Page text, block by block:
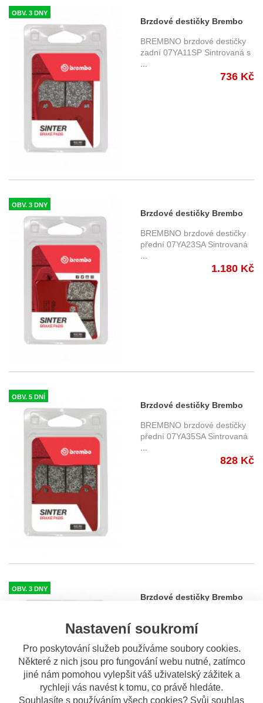
Nastavení soukromí
Pro poskytování služeb používáme soubory cookies.
Některé z nich jsou pro fungování webu nutné, zatímco
jiné nám pomohou vylepšit váš uživatelský zážitek a
rychleji vás navést k tomu, co právě hledáte.
Souhlasíte s používáním všech cookies? Svůj souhlas
OBV. 3 DNY
Brzdové destičky Brembo
07YA11SP zadní
BREMBNO brzdové destičky
zadní 07YA11SP Sintrovaná s
736 Kč
OBV. 3 DNY
Brzdové destičky Brembo
07YA23SA přední
BREMBNO brzdové destičky
přední 07YA23SA Sintrovaná
1.180 Kč
OBV. 5 DNÍ
Brzdové destičky Brembo
07YA35SA přední
BREMBNO brzdové destičky
přední 07YA35SA Sintrovaná
828 Kč
OBV. 3 DNY
Brzdové destičky Brembo
zadní 07YA40SP Sintrovaná s
697 Kč